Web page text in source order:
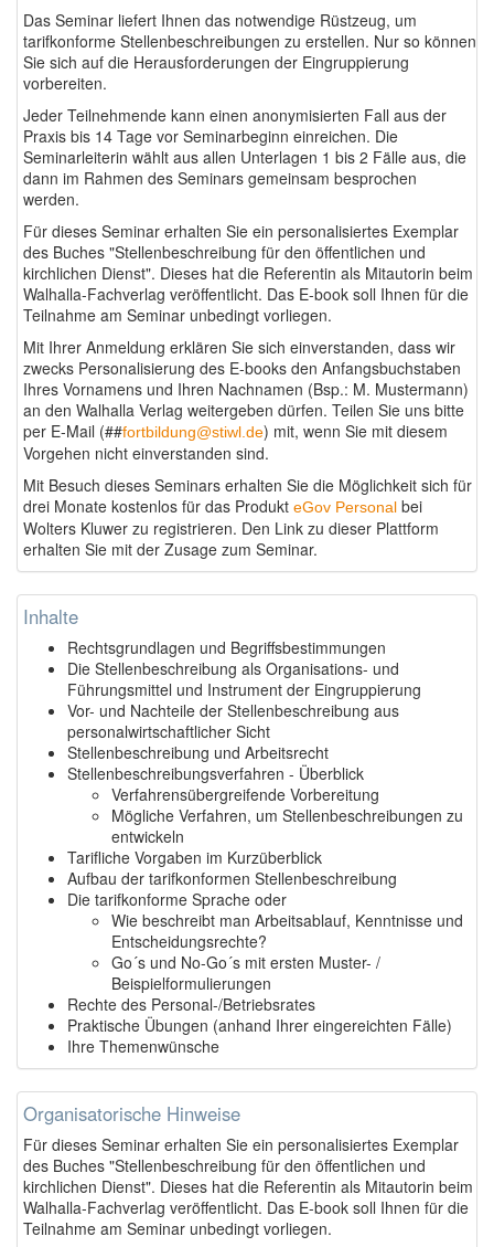
Das Seminar liefert Ihnen das notwendige Rüstzeug, um
tarifkonforme Stellenbeschreibungen zu erstellen. Nur so können
Sie sich auf die Herausforderungen der Eingruppierung
vorbereiten.
Jeder Teilnehmende kann einen anonymisierten Fall aus der
Praxis bis 14 Tage vor Seminarbeginn einreichen. Die
Seminarleiterin wählt aus allen Unterlagen 1 bis 2 Fälle aus, die
dann im Rahmen des Seminars gemeinsam besprochen
werden.
Für dieses Seminar erhalten Sie ein personalisiertes Exemplar
des Buches "Stellenbeschreibung für den öffentlichen und
kirchlichen Dienst". Dieses hat die Referentin als Mitautorin beim
Walhalla-Fachverlag veröffentlicht. Das E-book soll Ihnen für die
Teilnahme am Seminar unbedingt vorliegen.
Mit Ihrer Anmeldung erklären Sie sich einverstanden, dass wir
zwecks Personalisierung des E-books den Anfangsbuchstaben
Ihres Vornamens und Ihren Nachnamen (Bsp.: M. Mustermann)
an den Walhalla Verlag weitergeben dürfen. Teilen Sie uns bitte
per E-Mail (##fortbildung@stiwl.de) mit, wenn Sie mit diesem
Vorgehen nicht einverstanden sind.
Mit Besuch dieses Seminars erhalten Sie die Möglichkeit sich für
drei Monate kostenlos für das Produkt eGov Personal bei
Wolters Kluwer zu registrieren. Den Link zu dieser Plattform
erhalten Sie mit der Zusage zum Seminar.
Inhalte
Rechtsgrundlagen und Begriffsbestimmungen
Die Stellenbeschreibung als Organisations- und
Führungsmittel und Instrument der Eingruppierung
Vor- und Nachteile der Stellenbeschreibung aus
personalwirtschaftlicher Sicht
Stellenbeschreibung und Arbeitsrecht
Stellenbeschreibungsverfahren - Überblick
Verfahrensübergreifende Vorbereitung
Mögliche Verfahren, um Stellenbeschreibungen zu
entwickeln
Tarifliche Vorgaben im Kurzüberblick
Aufbau der tarifkonformen Stellenbeschreibung
Die tarifkonforme Sprache oder
Wie beschreibt man Arbeitsablauf, Kenntnisse und
Entscheidungsrechte?
Go´s und No-Go´s mit ersten Muster- /
Beispielformulierungen
Rechte des Personal-/Betriebsrates
Praktische Übungen (anhand Ihrer eingereichten Fälle)
Ihre Themenwünsche
Organisatorische Hinweise
Für dieses Seminar erhalten Sie ein personalisiertes Exemplar
des Buches "Stellenbeschreibung für den öffentlichen und
kirchlichen Dienst". Dieses hat die Referentin als Mitautorin beim
Walhalla-Fachverlag veröffentlicht. Das E-book soll Ihnen für die
Teilnahme am Seminar unbedingt vorliegen.